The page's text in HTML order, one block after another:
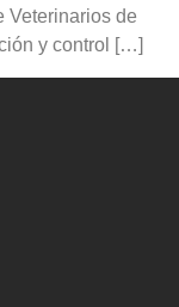
Veterinarios de
y control […]